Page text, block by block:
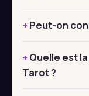
Peut-on
Quelle est
Tarot ?